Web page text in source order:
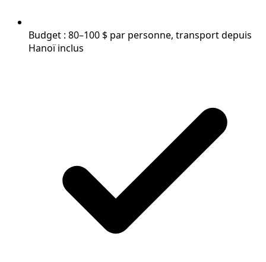
Budget : 80–100 $ par personne, transport depuis
Hanoï inclus